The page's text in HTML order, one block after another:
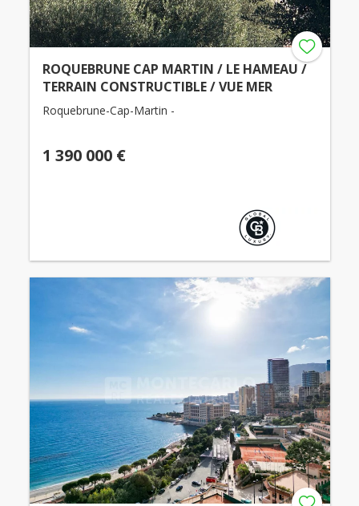
ROQUEBRUNE CAP MARTIN / LE HAMEAU /
TERRAIN CONSTRUCTIBLE / VUE MER
Roquebrune-Cap-Martin -
1 390 000 €